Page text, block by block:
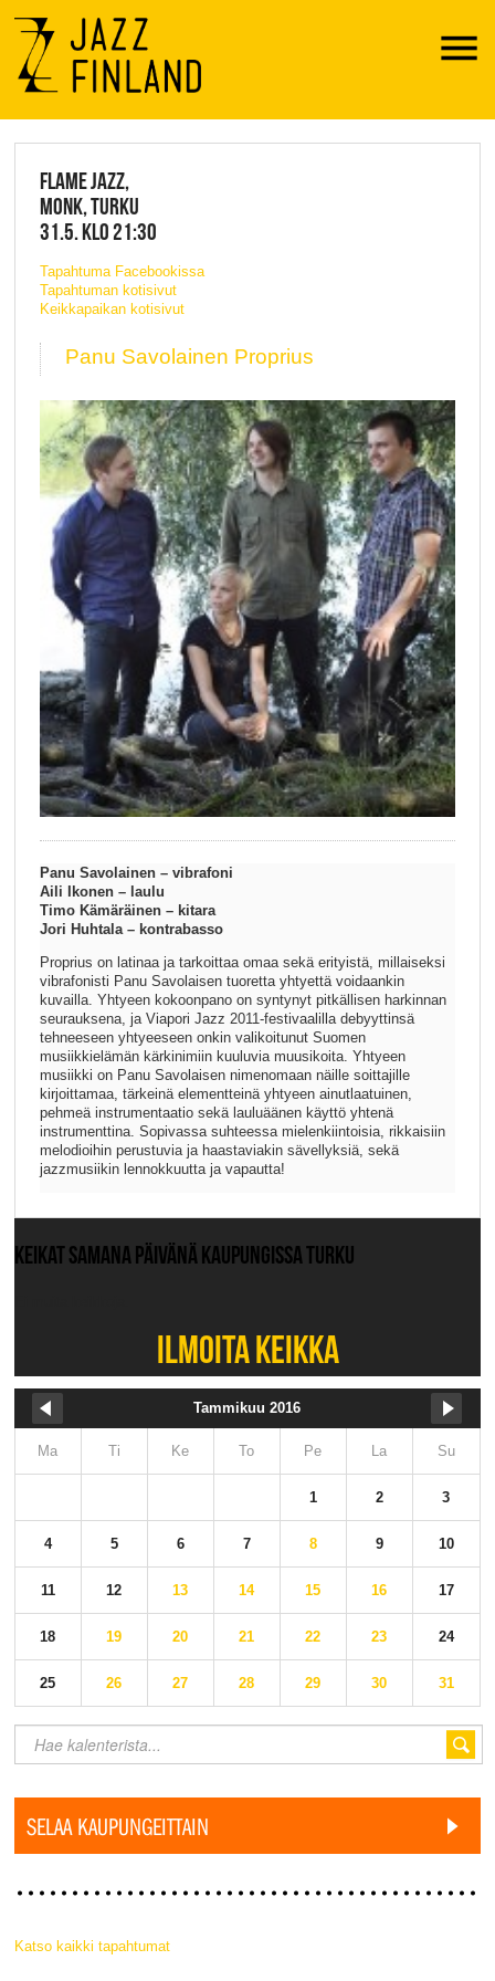
Menu
JAZZ FINLAND LIVE
FLAME JAZZ,
MONK, TURKU
31.5. KLO 21:30
Tapahtuma Facebookissa
Tapahtuman kotisivut
Keikkapaikan kotisivut
Panu Savolainen Proprius
Panu Savolainen – vibrafoni
Aili Ikonen – laulu
Timo Kämäräinen – kitara
Jori Huhtala – kontrabasso
Proprius on latinaa ja tarkoittaa omaa sekä erityistä, millaiseksi
vibrafonisti Panu Savolaisen tuoretta yhtyettä voidaankin
kuvailla. Yhtyeen kokoonpano on syntynyt pitkällisen harkinnan
seurauksena, ja Viapori Jazz 2011-festivaalilla debyyttinsä
tehneeseen yhtyeeseen onkin valikoitunut Suomen
musiikkielämän kärkinimiin kuuluvia muusikoita. Yhtyeen
musiikki on Panu Savolaisen nimenomaan näille soittajille
kirjoittamaa, tärkeinä elementteinä yhtyeen ainutlaatuinen,
pehmeä instrumentaatio sekä lauluäänen käyttö yhtenä
instrumenttina. Sopivassa suhteessa mielenkiintoisia, rikkaisiin
melodioihin perustuvia ja haastaviakin sävellyksiä, sekä
jazzmusiikin lennokkuutta ja vapautta!
KEIKAT SAMANA PÄIVÄNÄ KAUPUNGISSA TURKU
ILMOITA KEIKKA
Tammikuu 2016
Ma Ti Ke To Pe La Su
1 2 3
4 5 6 7 8 9 10
11 12 13 14 15 16 17
18 19 20 21 22 23 24
25 26 27 28 29 30 31
SELAA KAUPUNGEITTAIN
Katso kaikki tapahtumat